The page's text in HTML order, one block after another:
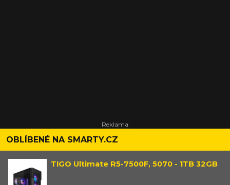
OBLÍBENÉ NA SMARTY.CZ
TIGO Ultimate R5-7500F, 5070 - 1TB 32GB